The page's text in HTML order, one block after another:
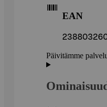
EAN
Päivitämme